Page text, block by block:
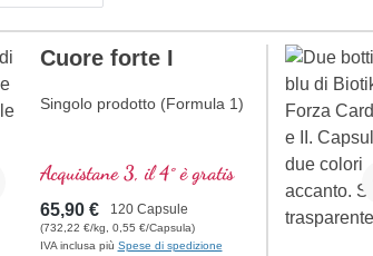
Cuore forte I
Singolo prodotto (Formula 1)
Acquistane 3, il 4° è gratis
65,90 € 120 Capsule
(732,22 €/kg, 0,55 €/Capsula)
IVA inclusa più Spese di spedizione